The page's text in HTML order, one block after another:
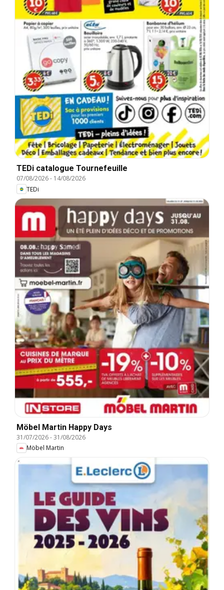
TEDi catalogue Tournefeuille
07/08/2026- 14/08/2026
TEDi
Möbel Martin Happy Days
31/07/2026-31/08/2026
Möbel Martin